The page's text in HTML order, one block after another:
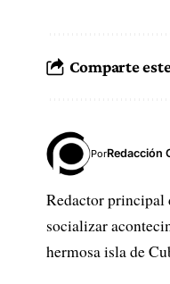
Comparte
PorRedacción
Redactor principal
socializar
hermosa isla de